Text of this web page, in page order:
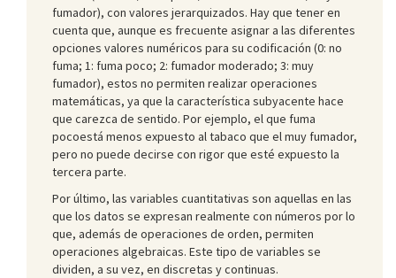
fumador), con valores jerarquizados. Hay que tener en
cuenta que, aunque es frecuente asignar a las diferentes
opciones valores numéricos para su codificación (0: no
fuma; 1: fuma poco; 2: fumador moderado; 3: muy
fumador), estos no permiten realizar operaciones
matemáticas, ya que la característica subyacente hace
que carezca de sentido. Por ejemplo, el que fuma
pocoestá menos expuesto al tabaco que el muy fumador,
pero no puede decirse con rigor que esté expuesto la
tercera parte.
Por último, las variables cuantitativas son aquellas en las
que los datos se expresan realmente con números por lo
que, además de operaciones de orden, permiten
operaciones algebraicas. Este tipo de variables se
dividen, a su vez, en discretas y continuas.